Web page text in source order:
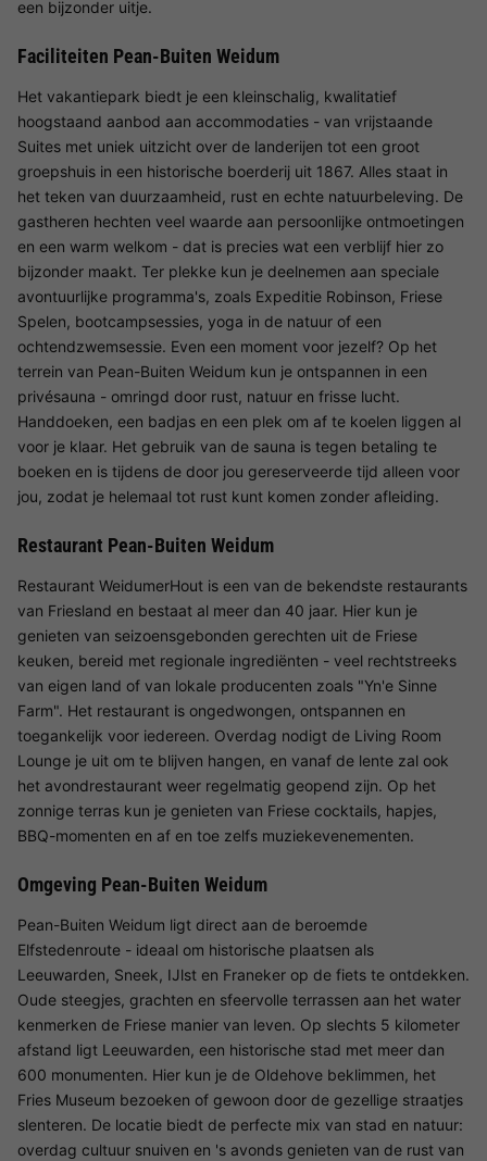
een bijzonder uitje.
Faciliteiten Pean-Buiten Weidum
Het vakantiepark biedt je een kleinschalig, kwalitatief
hoogstaand aanbod aan accommodaties - van vrijstaande
Suites met uniek uitzicht over de landerijen tot een groot
groepshuis in een historische boerderij uit 1867. Alles staat in
het teken van duurzaamheid, rust en echte natuurbeleving. De
gastheren hechten veel waarde aan persoonlijke ontmoetingen
en een warm welkom - dat is precies wat een verblijf hier zo
bijzonder maakt. Ter plekke kun je deelnemen aan speciale
avontuurlijke programma's, zoals Expeditie Robinson, Friese
Spelen, bootcampsessies, yoga in de natuur of een
ochtendzwemsessie. Even een moment voor jezelf? Op het
terrein van Pean-Buiten Weidum kun je ontspannen in een
privésauna - omringd door rust, natuur en frisse lucht.
Handdoeken, een badjas en een plek om af te koelen liggen al
voor je klaar. Het gebruik van de sauna is tegen betaling te
boeken en is tijdens de door jou gereserveerde tijd alleen voor
jou, zodat je helemaal tot rust kunt komen zonder afleiding.
Restaurant Pean-Buiten Weidum
Restaurant WeidumerHout is een van de bekendste restaurants
van Friesland en bestaat al meer dan 40 jaar. Hier kun je
genieten van seizoensgebonden gerechten uit de Friese
keuken, bereid met regionale ingrediënten - veel rechtstreeks
van eigen land of van lokale producenten zoals "Yn'e Sinne
Farm". Het restaurant is ongedwongen, ontspannen en
toegankelijk voor iedereen. Overdag nodigt de Living Room
Lounge je uit om te blijven hangen, en vanaf de lente zal ook
het avondrestaurant weer regelmatig geopend zijn. Op het
zonnige terras kun je genieten van Friese cocktails, hapjes,
BBQ-momenten en af en toe zelfs muziekevenementen.
Omgeving Pean-Buiten Weidum
Pean-Buiten Weidum ligt direct aan de beroemde
Elfstedenroute - ideaal om historische plaatsen als
Leeuwarden, Sneek, IJlst en Franeker op de fiets te ontdekken.
Oude steegjes, grachten en sfeervolle terrassen aan het water
kenmerken de Friese manier van leven. Op slechts 5 kilometer
afstand ligt Leeuwarden, een historische stad met meer dan
600 monumenten. Hier kun je de Oldehove beklimmen, het
Fries Museum bezoeken of gewoon door de gezellige straatjes
slenteren. De locatie biedt de perfecte mix van stad en natuur:
overdag cultuur snuiven en 's avonds genieten van de rust van